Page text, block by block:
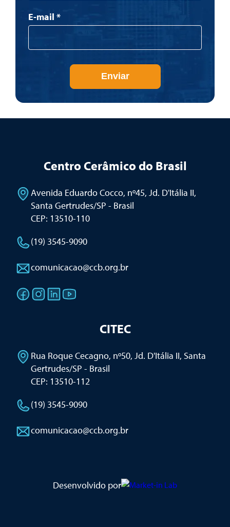
E-mail *
Enviar
Centro Cerâmico do Brasil
Avenida Eduardo Cocco, nº45, Jd. D'Itália II,
Santa Gertrudes/SP - Brasil
CEP: 13510-110
(19) 3545-9090
comunicacao@ccb.org.br
CITEC
Rua Roque Cecagno, nº50, Jd. D'Itália II, Santa
Gertrudes/SP - Brasil
CEP: 13510-112
(19) 3545-9090
comunicacao@ccb.org.br
Desenvolvido por